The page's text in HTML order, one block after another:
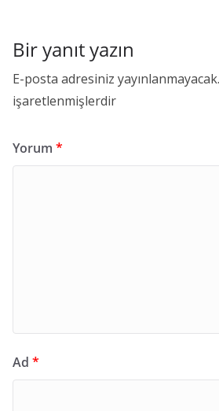
Bir yanıt yazın
E-posta adresiniz yayınlanmayacak.
işaretlenmişlerdir
Yorum *
Ad *